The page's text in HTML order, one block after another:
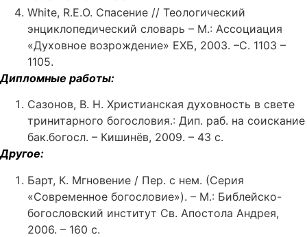
White, R.E.O. Спасение // Теологический
энциклопедический словарь – М.: Ассоциация
«Духовное возрождение» ЕХБ, 2003. –С. 1103 –
1105.
Дипломные работы:
Сазонов, В. Н. Христианская духовность в свете
тринитарного богословия.: Дип. раб. на соискание
бак.богосл. – Кишинёв, 2009. – 43 с.
Другое:
Барт, К. Мгновение / Пер. с нем. (Серия
«Современное богословие»). – М.: Библейско-
богословский институт Св. Апостола Андрея,
2006. – 160 с.